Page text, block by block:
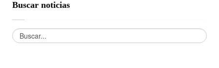
Buscar noticias